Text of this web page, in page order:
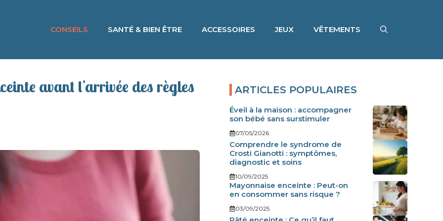
CONSEILS SANTÉ & BIEN ÊTRE ACCESSOIRES JEUX VÊTEMENTS
avant l’arrivée des règles
ARTICLES POPULAIRES
Éveil à la maison : accompagner
son bébé sans surstimuler
07/05/2026
Comprendre le syndrome de
Crosti Gianotti : symptômes,
diagnostic et soins
10/09/2025
Mayonnaise enceinte : Peut-on
en consommer sans risque ?
03/09/2025